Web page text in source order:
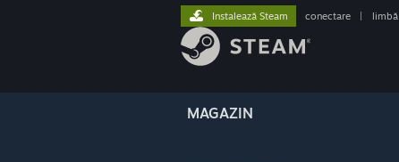
MAGAZIN
Instalează Steam conectare limbă